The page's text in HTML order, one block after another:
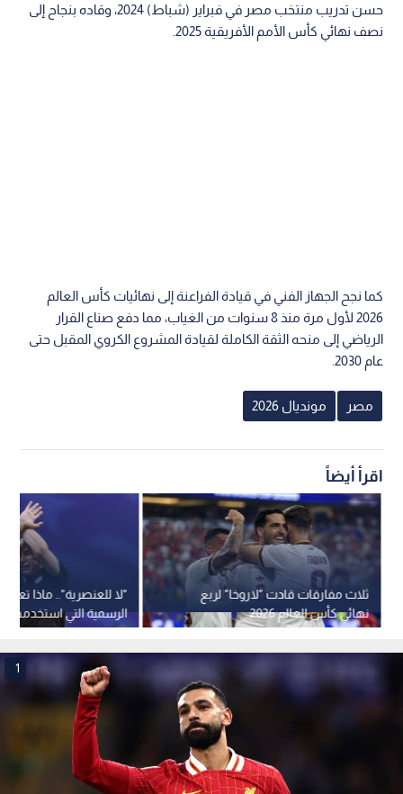
حسن تدريب منتخب مصر في فبراير (شباط) 2024، وقاده بنجاح إلى
نصف نهائي كأس الأمم الأفريقية 2025.
كما نجح الجهاز الفني في قيادة الفراعنة إلى نهائيات كأس العالم
2026 لأول مرة منذ 8 سنوات من الغياب، مما دفع صناع القرار
الرياضي إلى منحه الثقة الكاملة لقيادة المشروع الكروي المقبل حتى
عام 2030.
مصر مونديال 2026
اقرأ أيضاً
"لا للعنصرية".. ماذا تعني
الرسمية التي
للرد على ظلم التحكيم؟
ثلاث مفارقات قادت "لاروخا" لربع
نهائي كأس العالم 2026
1